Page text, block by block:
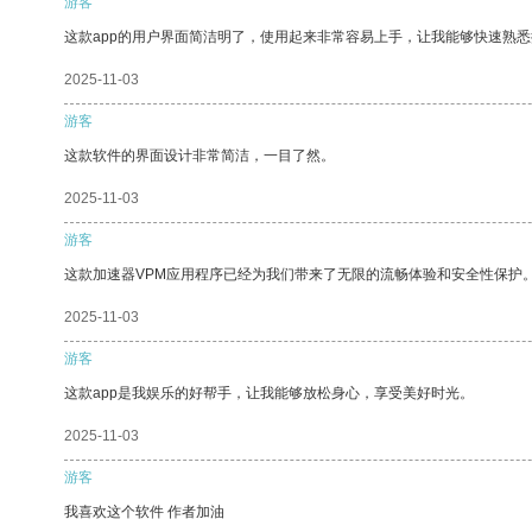
这款app的用户界面简洁明了，使用起来非常容易上手，让我能够快速熟悉
2025-11-03
游客
这款软件的界面设计非常简洁，一目了然。
2025-11-03
游客
这款加速器VPM应用程序已经为我们带来了无限的流畅体验和安全性保护。
2025-11-03
游客
这款app是我娱乐的好帮手，让我能够放松身心，享受美好时光。
2025-11-03
游客
我喜欢这个软件 作者加油